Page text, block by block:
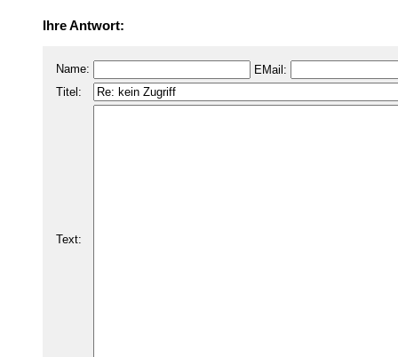
Ihre Antwort:
Name:
EMail:
Titel:
Text: